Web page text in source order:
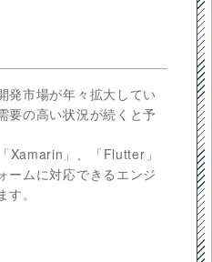
発市場が年々拡大してい
要の高い状況が続くと予
Xamarin」、「Flutter」
ームに対応できるエンジ
。